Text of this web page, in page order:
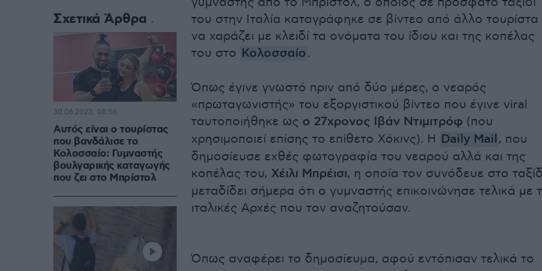
του στην Ιταλία καταγράφηκε σε βίντεο από άλλο τουρίστα
να χαράζει με κλειδί τα ονόματα του ίδιου και της κοπέλας
του στο Κολοσσαίο.
Όπως έγινε γνωστό πριν από δύο μέρες, ο νεαρός
«πρωταγωνιστής» του εξοργιστικού βίντεο που έγινε viral
ταυτοποιήθηκε ως ο 27χρονος Ιβάν Ντιμιτρόφ (που
χρησιμοποιεί επίσης το επίθετο Χόκινς). H Daily Mail, που
δημοσίευσε εχθές φωτογραφία του νεαρού αλλά και της
κοπέλας του, Χέιλι Μπρέισι, η οποία τον συνόδευε στο
μεταδίδει σήμερα ότι ο γυμναστής επικοινώνησε τελικά με
ιταλικές Αρχές που τον αναζητούσαν.
Όπως αναφέρει το δημοσίευμα, αφού εντόπισαν τελικά το
Σχετικά Άρθρα
Αυτός είναι ο τουρίστας
που βανδάλισε το
Κολοσσαίο: Γυμναστής
βουλγαρικής καταγωγής
που ζει στο Μπρίστολ
30.06.2023, 08:56